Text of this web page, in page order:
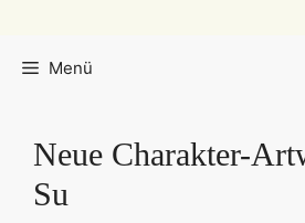
Menü
Neue Charakter-
Su